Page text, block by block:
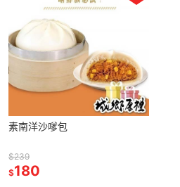
素南洋沙嗲包
$239
$180